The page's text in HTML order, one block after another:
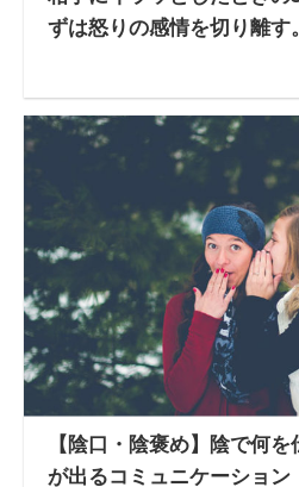
ずは怒りの感情を切り離す。
【陰口・陰褒め】陰で何
が出るコミュニケーション